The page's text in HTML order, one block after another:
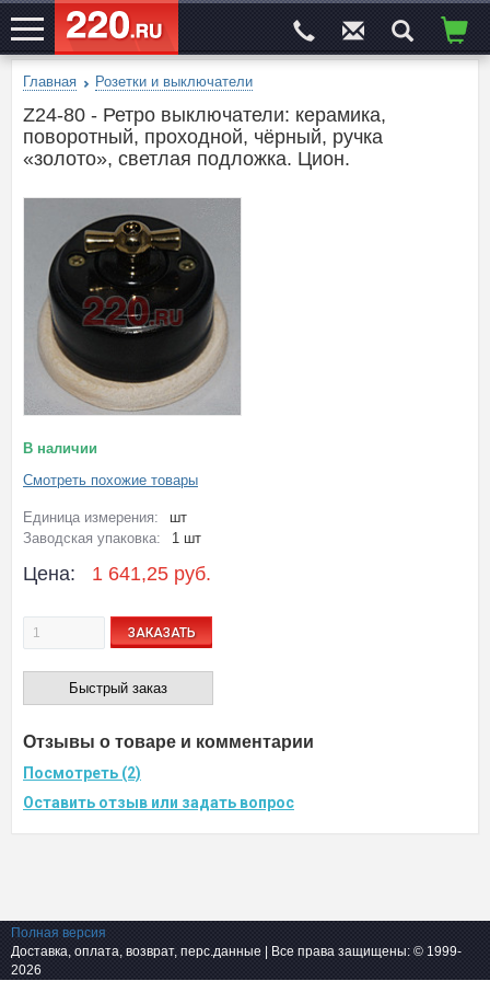
ЭЛЕКТРОСАЙТ№1
Главная Розетки и выключатели
Z24-80 - Ретро выключатели: керамика,
поворотный, проходной, чёрный, ручка
«золото», светлая подложка. Цион.
В наличии
Смотреть похожие товары
Единица измерения:
шт
Заводская упаковка:
1 шт
Цена: 1 641,25 руб.
ЗАКАЗАТЬ
Быстрый заказ
Отзывы о товаре и комментарии
Посмотреть (2)
Оставить отзыв или задать вопрос
Полная версия
Доставка, оплата, возврат, перс.данные | Все права защищены: © 1999-
2026